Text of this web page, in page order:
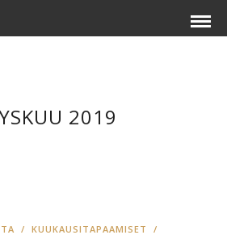
2019
/ KUUKAUSITAPAAMISET
/